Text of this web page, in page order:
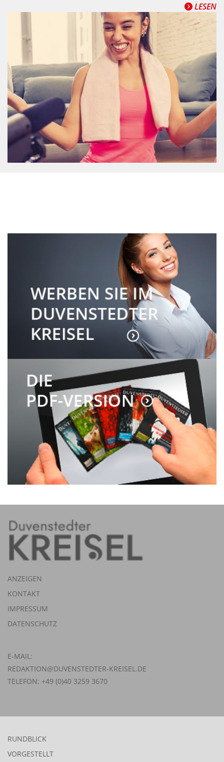
LESEN
ANZEIGEN
KONTAKT
IMPRESSUM
DATENSCHUTZ
E-MAIL:
REDAKTION@DUVENSTEDTER-KREISEL.DE
TELEFON: +49 (0)40 3259 3670
RUNDBLICK
VORGESTELLT